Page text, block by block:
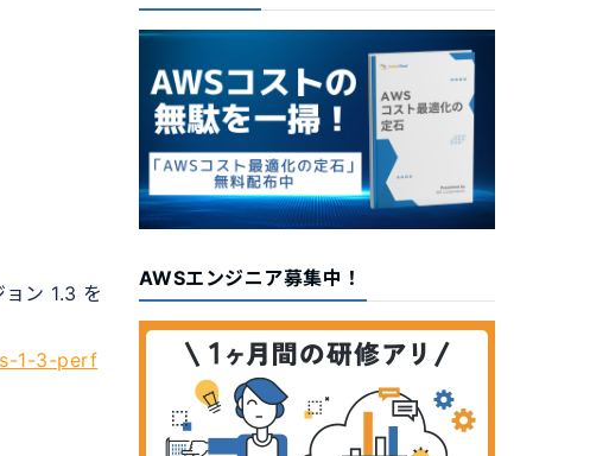
ン 1.3 を
1-3-perf
AWSエンジニア募集中！